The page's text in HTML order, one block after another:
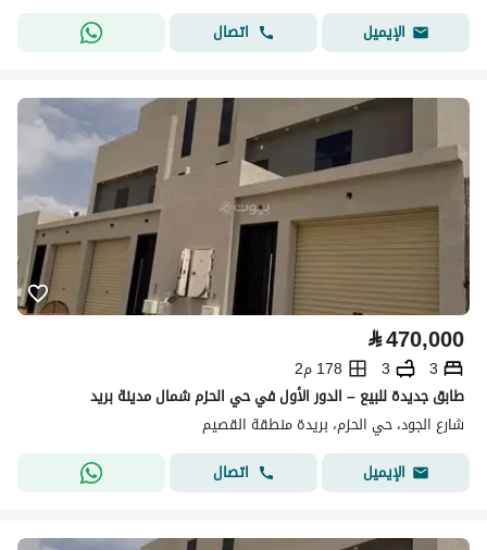
الإيميل
اتصال
⃁470,000
3
3
178 م2
طابق جديدة للبيع – الدور الأول في حي الحزم شمال مدينة بريد
شارع الجود، حي الحزم، بريدة منطقة القصيم
الإيميل
اتصال